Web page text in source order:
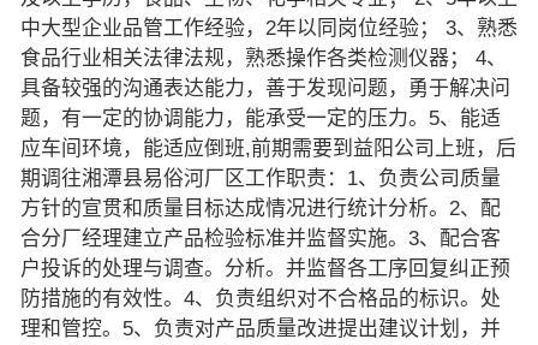
中大型企业品管工作经验，2年以同岗位经验； 3、熟悉
食品行业相关法律法规，熟悉操作各类检测仪器； 4、
具备较强的沟通表达能力，善于发现问题，勇于解决问
题，有一定的协调能力，能承受一定的压力。5、能适
应车间环境，能适应倒班,前期需要到益阳公司上班，后
期调往湘潭县易俗河厂区工作职责：1、负责公司质量
方针的宣贯和质量目标达成情况进行统计分析。2、配
合分厂经理建立产品检验标准并监督实施。3、配合客
户投诉的处理与调查。分析。并监督各工序回复纠正预
防措施的有效性。4、负责组织对不合格品的标识。处
理和管控。5、负责对产品质量改进提出建议计划，并